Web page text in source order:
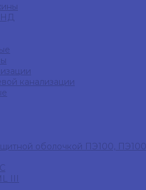
канализации
оболочкой ПЭ100,
III